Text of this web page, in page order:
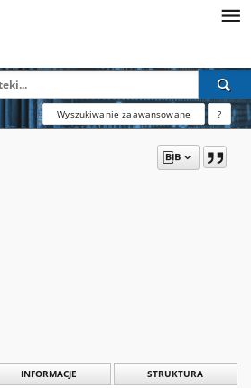
Wyszukiwanie zaawansowane ?
INFORMACJE STRUKTURA